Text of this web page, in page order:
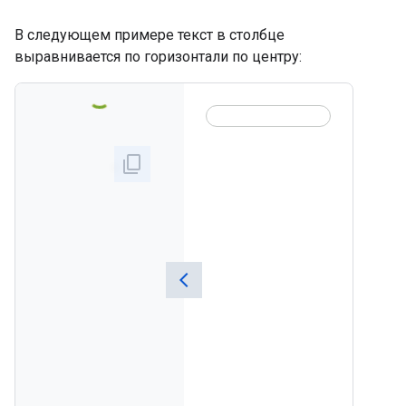
В следующем примере текст в столбце
выравнивается по горизонтали по центру: